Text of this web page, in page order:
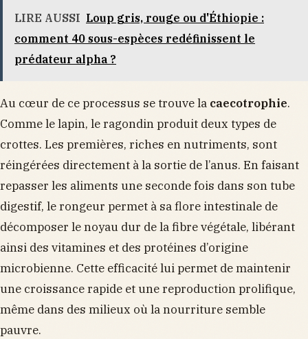
LIRE AUSSI Loup gris, rouge ou d'Éthiopie :
comment 40 sous-espèces redéfinissent le
prédateur alpha ?
Au cœur de ce processus se trouve la caecotrophie.
Comme le lapin, le ragondin produit deux types de
crottes. Les premières, riches en nutriments, sont
réingérées directement à la sortie de l’anus. En faisant
repasser les aliments une seconde fois dans son tube
digestif, le rongeur permet à sa flore intestinale de
décomposer le noyau dur de la fibre végétale, libérant
ainsi des vitamines et des protéines d’origine
microbienne. Cette efficacité lui permet de maintenir
une croissance rapide et une reproduction prolifique,
même dans des milieux où la nourriture semble
pauvre.